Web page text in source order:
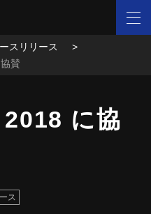
スリリース
賛
に協
ス